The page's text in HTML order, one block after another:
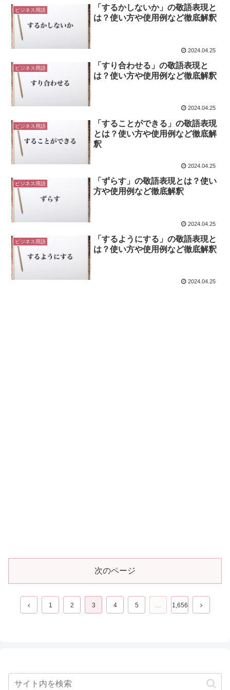
ビジネス用語
「するかしないか」の敬語表現と
は？使い方や使用例など徹底解釈
2024.04.25
ビジネス用語
「すり合わせる」の敬語表現と
は？使い方や使用例など徹底解釈
2024.04.25
ビジネス用語
「することができる」の敬語表現
とは？使い方や使用例など徹底解
釈
2024.04.25
ビジネス用語
「ずらす」の敬語表現とは？使い
方や使用例など徹底解釈
2024.04.25
ビジネス用語
「するようにする」の敬語表現と
は？使い方や使用例など徹底解釈
2024.04.25
次のページ
前 1 2 3 4 5 … 1,656 次